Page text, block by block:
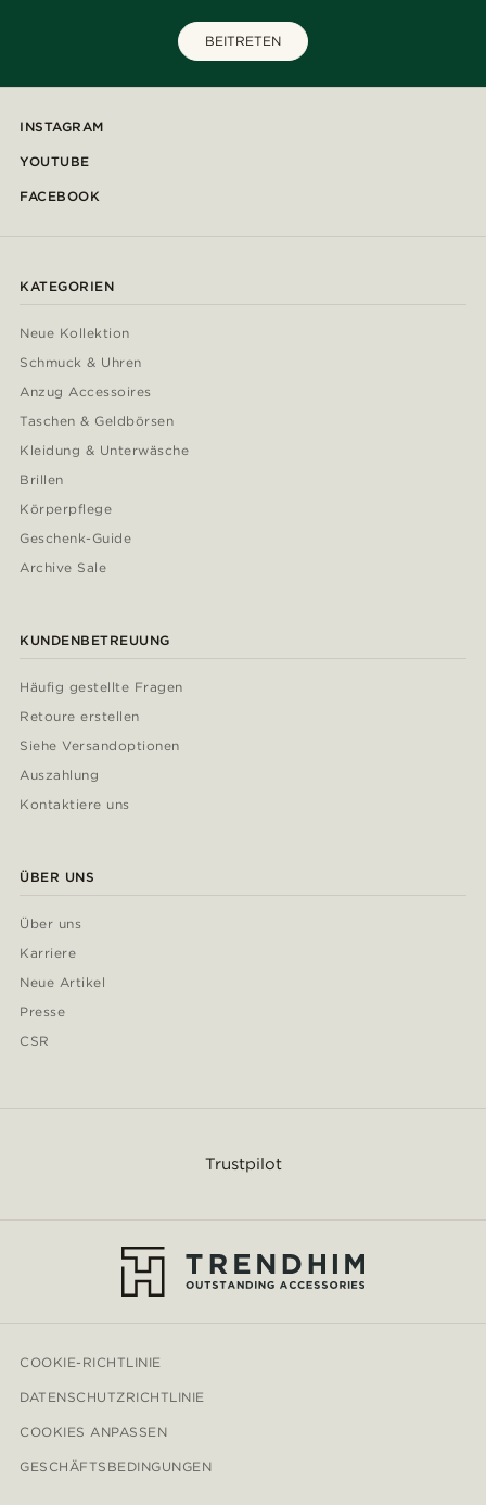
BEITRETEN
INSTAGRAM
YOUTUBE
FACEBOOK
KATEGORIEN
Neue Kollektion
Schmuck & Uhren
Anzug Accessoires
Taschen & Geldbörsen
Kleidung & Unterwäsche
Brillen
Körperpflege
Geschenk-Guide
Archive Sale
KUNDENBETREUUNG
Häufig gestellte Fragen
Retoure erstellen
Siehe Versandoptionen
Auszahlung
Kontaktiere uns
ÜBER UNS
Über uns
Karriere
Neue Artikel
Presse
CSR
Trustpilot
COOKIE-RICHTLINIE
DATENSCHUTZRICHTLINIE
COOKIES ANPASSEN
GESCHÄFTSBEDINGUNGEN